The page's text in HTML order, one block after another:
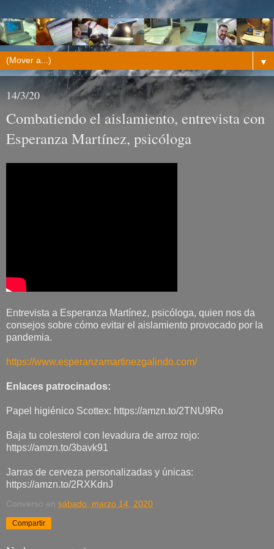
▼
14/3/20
Combatiendo el aislamiento, entrevista con
Esperanza Martínez, psicóloga
Entrevista a Esperanza Martínez, psicóloga, quien nos da
consejos sobre cómo evitar el aislamiento provocado por la
pandemia.
https://www.esperanzamartinezgalindo.com/
Enlaces patrocinados:
Papel higiénico Scottex: https://amzn.to/2TNU9Ro
Baja tu colesterol con levadura de arroz rojo:
https://amzn.to/3bavk91
Jarras de cerveza personalizadas y únicas:
https://amzn.to/2RXKdnJ
Converso en sábado, marzo 14, 2020
Compartir